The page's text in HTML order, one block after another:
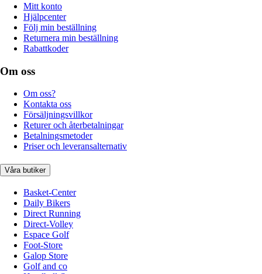
Mitt konto
Hjälpcenter
Följ min beställning
Returnera min beställning
Rabattkoder
Om oss
Om oss?
Kontakta oss
Försäljningsvillkor
Returer och återbetalningar
Betalningsmetoder
Priser och leveransalternativ
Våra butiker
Basket-Center
Daily Bikers
Direct Running
Direct-Volley
Espace Golf
Foot-Store
Galop Store
Golf and co